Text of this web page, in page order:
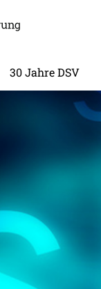
30 Jahre DSV